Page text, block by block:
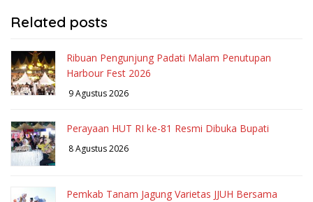
Related posts
Ribuan Pengunjung Padati Malam Penutupan
Harbour Fest 2026
9 Agustus 2026
Perayaan HUT RI ke-81 Resmi Dibuka Bupati
8 Agustus 2026
Pemkab Tanam Jagung Varietas JJUH Bersama